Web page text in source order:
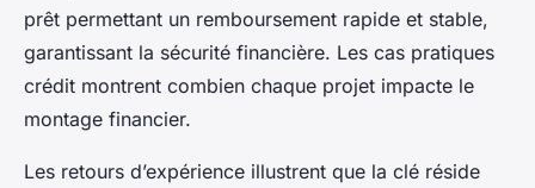
prêt permettant un remboursement rapide et stable,
garantissant la sécurité financière. Les cas pratiques
crédit montrent combien chaque projet impacte le
montage financier.
Les retours d’expérience illustrent que la clé réside